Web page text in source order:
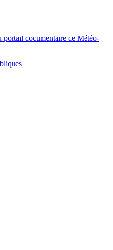
portail documentaire de Météo-